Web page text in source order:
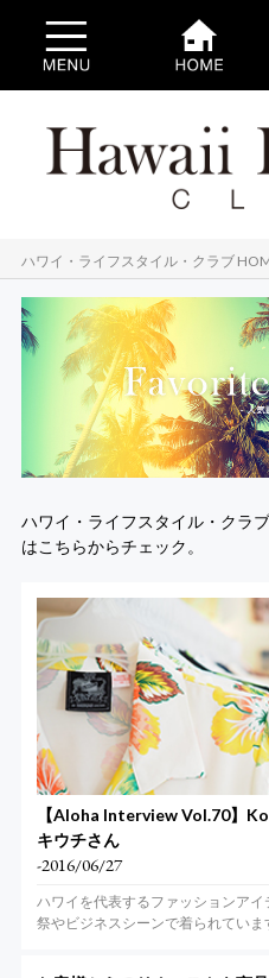
ハワイ・ライフスタイル・クラブ
ハワイ・ライフスタイル・クラ
はこちらからチェック。
【Aloha Interview Vol.70】
キウチさん
-2016/06/27
ハワイを代表するファッションア
祭やビジネスシーンで着られていま